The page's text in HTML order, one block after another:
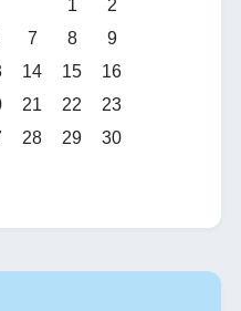
1
2
7 8
9
14 15
16
21 22
23
28 29
30